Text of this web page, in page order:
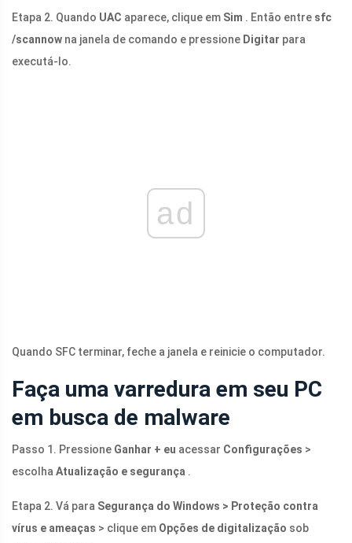
Etapa 2. Quando UAC aparece, clique em Sim . Então entre sfc
/scannow na janela de comando e pressione Digitar para
executá-lo.
ad
Quando SFC terminar, feche a janela e reinicie o computador.
Faça uma varredura em seu PC
em busca de malware
Passo 1. Pressione Ganhar + eu acessar Configurações >
escolha Atualização e segurança .
Etapa 2. Vá para Segurança do Windows > Proteção contra
vírus e ameaças > clique em Opções de digitalização sob